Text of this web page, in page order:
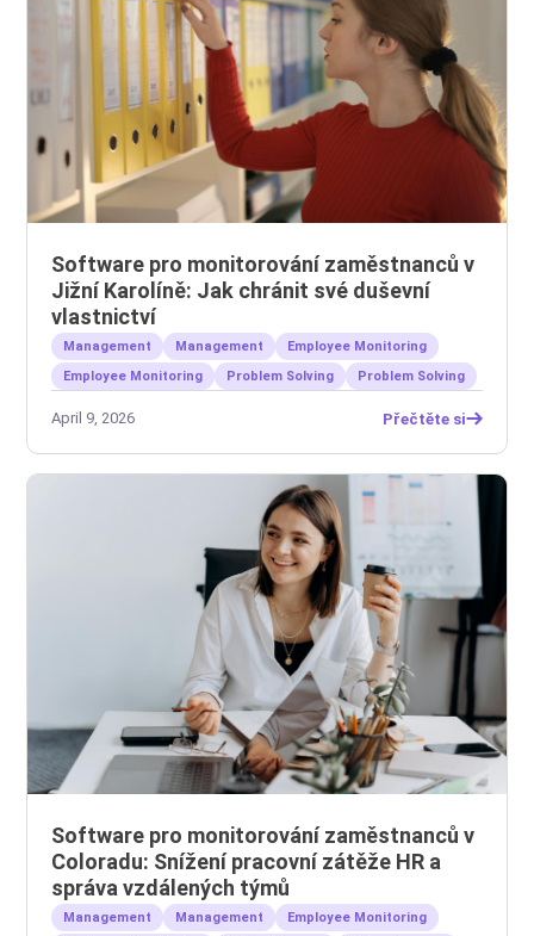
Software pro monitorování zaměstnanců v
Jižní Karolíně: Jak chránit své duševní
vlastnictví
Management Management
Employee Monitoring
Employee Monitoring
Problem Solving Problem Solving
April 9, 2026 Přečtěte si
Software pro monitorování zaměstnanců v
Coloradu: Snížení pracovní zátěže HR a
správa vzdálených týmů
Management Management
Employee Monitoring